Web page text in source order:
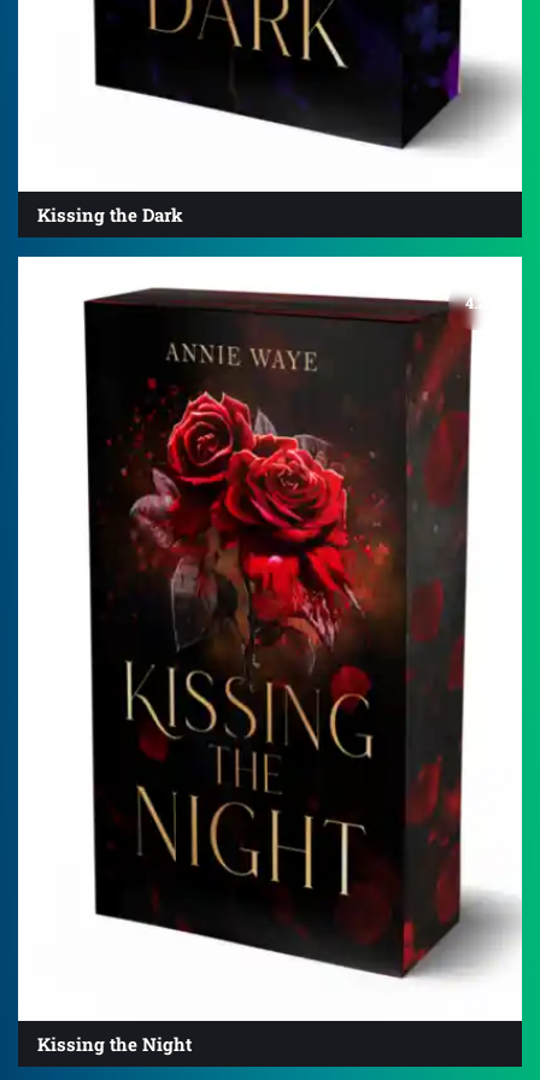
Kissing the Dark
4.2
Kissing the Night